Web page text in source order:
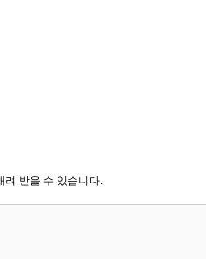
려 받을 수 있습니다.